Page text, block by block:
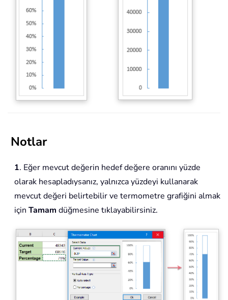
Notlar
1. Eğer mevcut değerin hedef değere oranını yüzde
olarak hesapladıysanız, yalnızca yüzdeyi kullanarak
mevcut değeri belirtebilir ve termometre grafiğini almak
için Tamam düğmesine tıklayabilirsiniz.